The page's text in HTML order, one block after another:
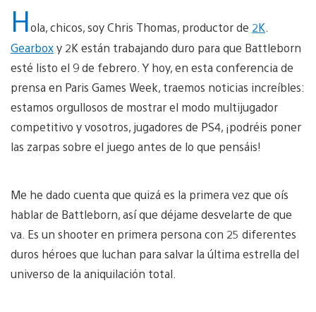
Hola, chicos, soy Chris Thomas, productor de 2K
Gearboxy 2K están trabajando duro para que Battleborn
esté listo el 9 de febrero. Y hoy, en esta conferencia de
prensa en Paris Games Week, traemos noticias increíbles:
estamos orgullosos de mostrar el modo multijugador
competitivo y vosotros, jugadores de PS4, ¡podréis poner
las zarpas sobre el juego antes de lo que pensáis!
Me he dado cuenta que quizá es la primera vez que oís
hablar de Battleborn, así que déjame desvelarte de que
va. Es un shooter en primera persona con 25 diferentes
duros héroes que luchan para salvar la última estrella del
universo de la aniquilación total.